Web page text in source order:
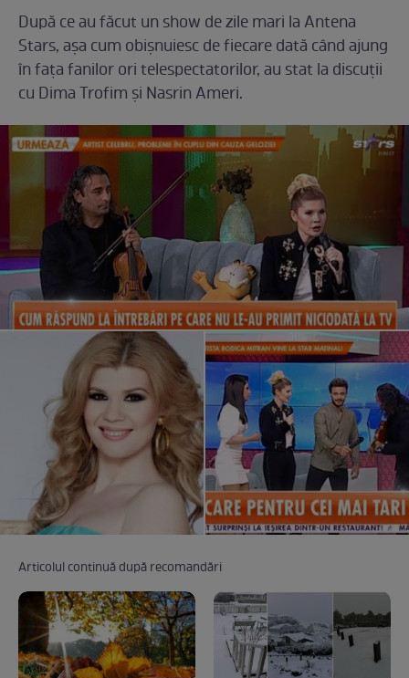
După ce au făcut un show de zile mari la Antena
Stars, așa cum obișnuiesc de fiecare dată când ajung
în fața fanilor ori telespectatorilor, au stat la discuții
cu Dima Trofim și Nasrin Ameri.
Articolul continuă după recomandări